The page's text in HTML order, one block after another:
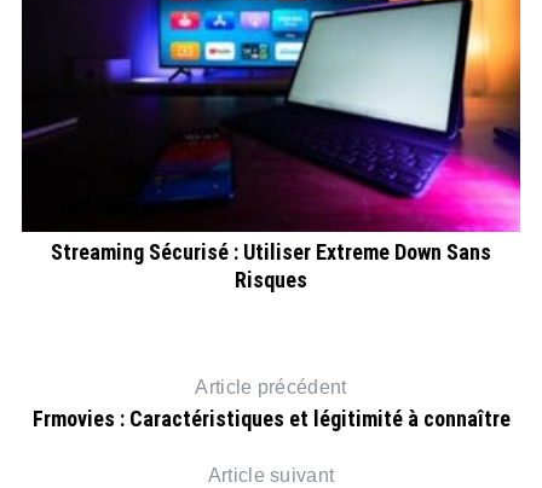
Streaming Sécurisé : Utiliser Extreme Down Sans
Risques
Article précédent
Frmovies : Caractéristiques et légitimité à connaître
Article suivant